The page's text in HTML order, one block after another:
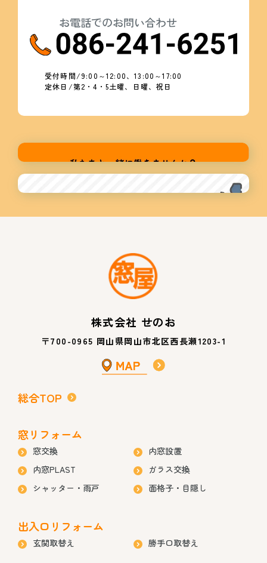
お電話でのお問い合わせ
受付時間/9:00～12:00、13:00～17:00
定休日/第2・4・5土曜、日曜、祝日
株式会社 せのお
〒700-0965 岡山県岡山市北区西長瀬1203-1
総合TOP
窓リフォーム
窓交換
内窓設置
内窓PLAST
ガラス交換
シャッター・雨戸
面格子・目隠し
出入口リフォーム
玄関取替え 勝手口取替え